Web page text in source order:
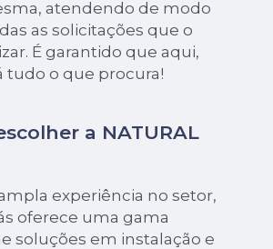
atendendo de modo
as solicitações que o
É garantido que aqui,
tudo o que procura!
a NATURAL
experiência no setor,
oferece uma gama
soluções em instalação e